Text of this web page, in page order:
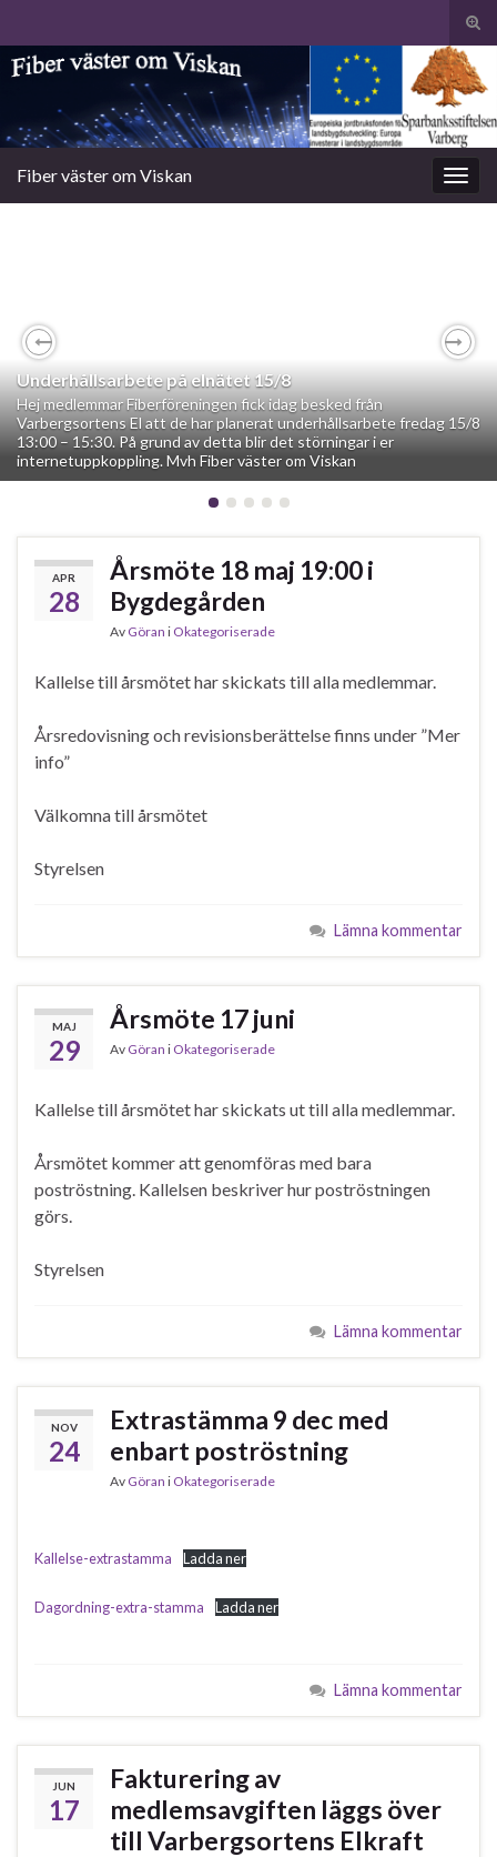
Slå
på/
Search for:
Slå
på/av
Fiber väster om Viskan
Underhållsarbete på elnätet 15/8
Hej medlemmar Fiberföreningen fick idag besked från
Varbergsortens El att de har planerat underhållsarbete fredag 15/8
13:00 – 15:30. På grund av detta blir det störningar i er
internetuppkoppling. Mvh Fiber väster om Viskan
Previous
APR
28
Årsmöte 18 maj 19:00 i
Bygdegården
Av Göran i Okategoriserade
Kallelse till årsmötet har skickats till alla medlemmar.
Årsredovisning och revisionsberättelse finns under ”Mer
info”
Välkomna till årsmötet
Styrelsen
Lämna kommentar
MAJ
29
Årsmöte 17 juni
Av Göran i Okategoriserade
Kallelse till årsmötet har skickats ut till alla medlemmar.
Årsmötet kommer att genomföras med bara
poströstning. Kallelsen beskriver hur poströstningen
görs.
Styrelsen
Lämna kommentar
NOV
24
Extrastämma 9 dec med
enbart poströstning
Av Göran i Okategoriserade
Kallelse-extrastamma Ladda ner
Dagordning-extra-stamma Ladda ner
Lämna kommentar
JUN
17
Fakturering av
medlemsavgiften läggs över
till Varbergsortens Elkraft